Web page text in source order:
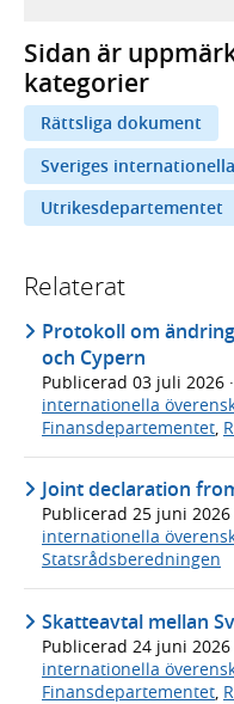
Sidan är
kategorier
Rättsliga dokument
Sveriges
Utrikesdepartementet
Relaterat
Protokoll om
och Cypern
Publicerad 03 juli 2026 ·
internationella
Finansdepartementet
Joint declaration
Publicerad 25 juni 2026
internationella
Statsrådsberedningen
Skatteavtal mellan
Publicerad 24 juni 2026
internationella
Finansdepartementet,